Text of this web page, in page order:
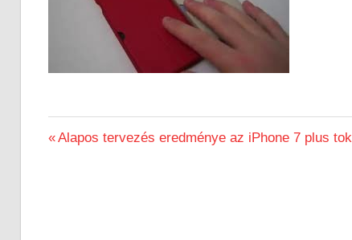
Previous
Alapos tervezés eredménye az iPhone 7 plus tok